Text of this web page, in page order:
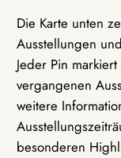
Die Karte unten
Ausstellungen
Jeder Pin
vergangenen
weitere
besonderen